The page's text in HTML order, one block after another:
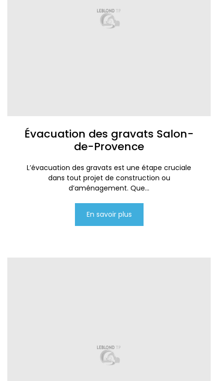
Évacuation des gravats Salon-
de-Provence
L’évacuation des gravats est une étape cruciale
dans tout projet de construction ou
d’aménagement. Que...
En savoir plus